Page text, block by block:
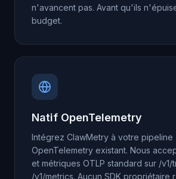
n'avancent pas. Avant qu'ils
budget.
Natif OpenTelemetry
Intégrez ClawMetry à votre pipeline
OpenTelemetry existant. Nous
et métriques OTLP standard sur /v1/
/v1/metrics. Aucun SDK propriétaire